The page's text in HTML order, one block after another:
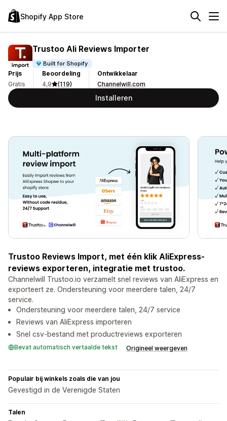
Shopify App Store
Trustoo Ali Reviews Importer
Built for Shopify
Prijs
Gratis
Beoordeling
4,9
(119)
Ontwikkelaar
Channelwill.com
Installeren
Trustoo Reviews Import, met één klik AliExpress-
reviews exporteren, integratie met trustoo.
Channelwill Trustoo.io verzamelt snel reviews van AliExpress en
exporteert ze. Ondersteuning voor meerdere talen, 24/7
service.
Ondersteuning voor meerdere talen, 24/7 service
Reviews van AliExpress importeren
Snel csv-bestand met productreviews exporteren
Bevat automatisch vertaalde tekst Origineel weergeven
Populair bij winkels zoals die van jou
Gevestigd in de Verenigde Staten
Talen